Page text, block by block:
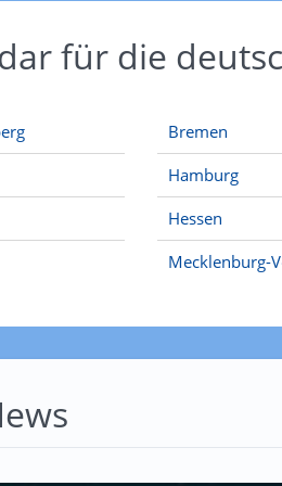
für die
Bremen
Hamburg
Hessen
Mecklenburg-